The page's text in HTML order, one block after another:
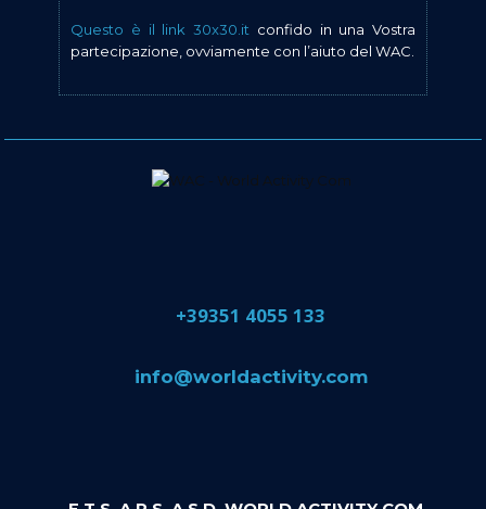
Questo è il link 30x30.it confido in una Vostra
partecipazione, ovviamente con l’aiuto del WAC.
​+39351 4055 133
​info@​worldactivity.com